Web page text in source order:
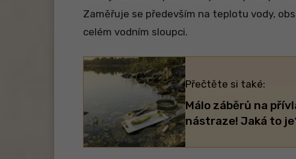
Zaměřuje se především na teplotu vody,
celém vodním sloupci.
Přečtěte si také:
Málo záběrů na
nástraze! Jaká to